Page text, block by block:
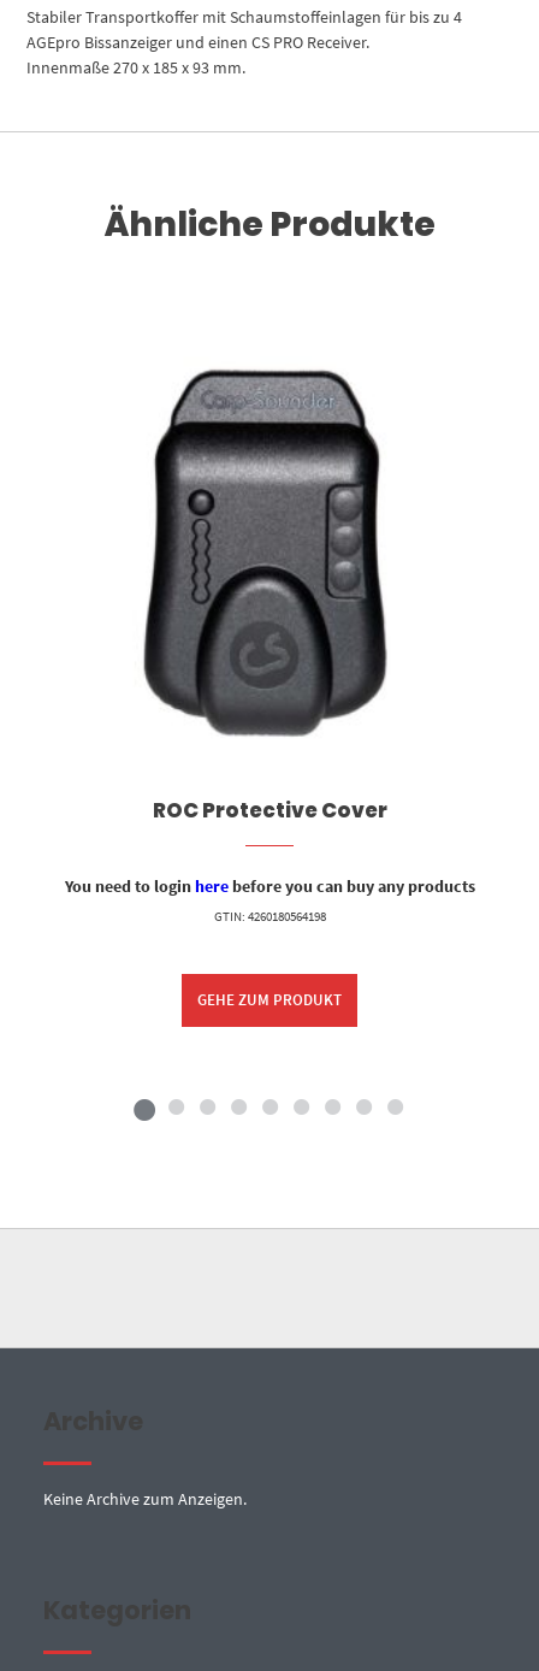
Stabiler Transportkoffer mit Schaumstoffeinlagen für bis zu 4
AGEpro Bissanzeiger und einen CS PRO Receiver.
Innenmaße 270 x 185 x 93 mm.
Ähnliche Produkte
ROC Protective Cover
You need to loginherebefore you can buy any products
GTIN: 4260180564198
GEHE ZUM PRODUKT
Archive
Keine Archive zum Anzeigen.
Kategorien